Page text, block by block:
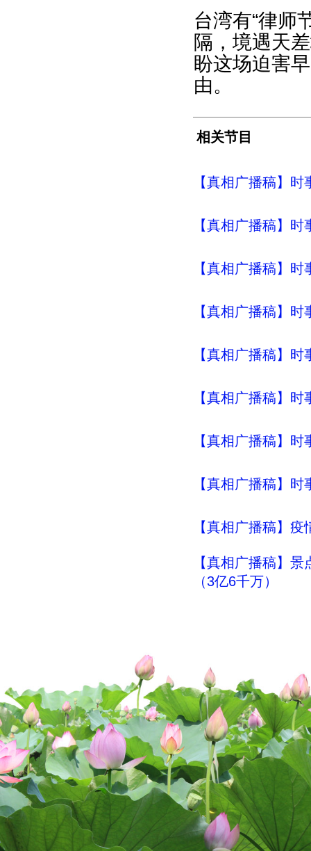
台湾有“律师
隔，境遇天
盼这场迫害
由。
相关节目
【真相广播稿】
【真相广播稿】
【真相广播稿】
【真相广播稿】
【真相广播稿】
【真相广播稿】
【真相广播稿】
【真相广播稿】
【真相广播稿】
【真相广播稿】
（3亿6千万）